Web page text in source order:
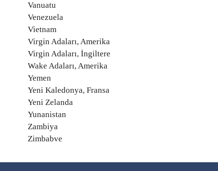
Vanuatu
Venezuela
Vietnam
Virgin Adaları, Amerika
Virgin Adaları, İngiltere
Wake Adaları, Amerika
Yemen
Yeni Kaledonya, Fransa
Yeni Zelanda
Yunanistan
Zambiya
Zimbabve